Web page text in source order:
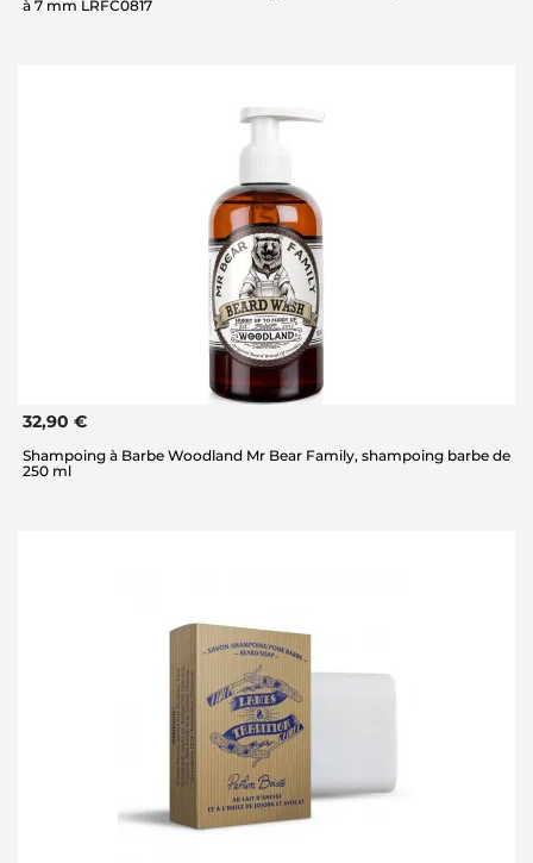
à 7 mm LRFC0817
32,90 €
Shampoing à Barbe Woodland Mr Bear Family, shampoing barbe de
250 ml